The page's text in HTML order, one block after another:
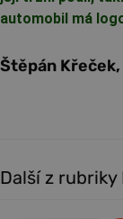
automobil má
Štěpán
Další z rubriky